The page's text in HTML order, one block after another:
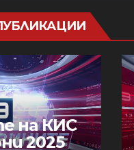
на КИС
2025